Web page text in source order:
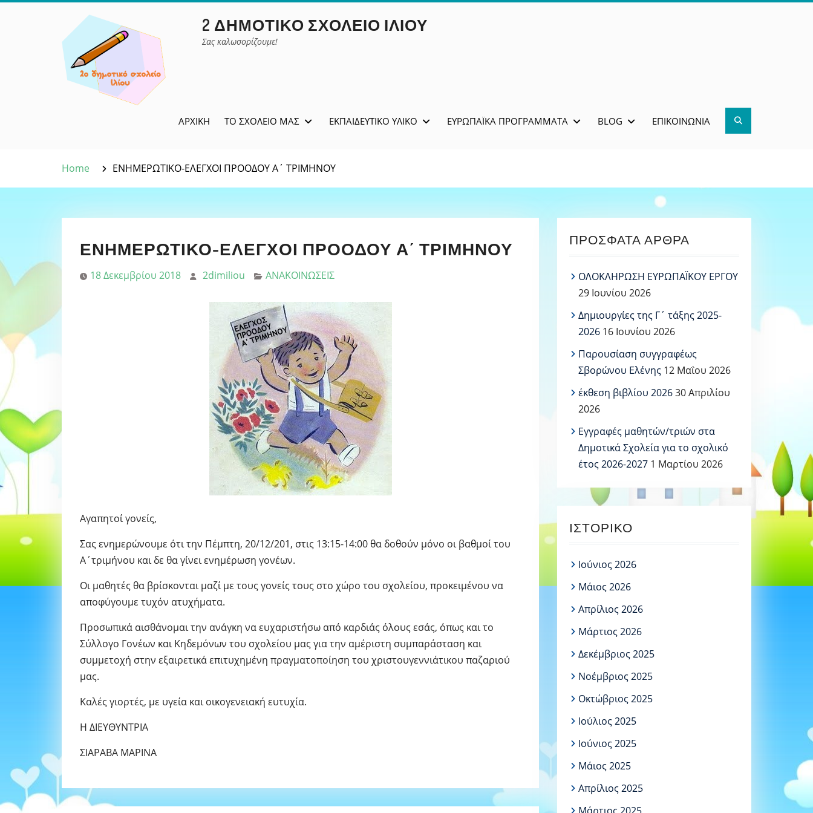
2 ΔΗΜΟΤΙΚΌ ΣΧΟΛΕΊΟ ΙΛΊΟΥ
Σας καλωσορίζουμε!
ΑΡΧΙΚΉ ΤΟ ΣΧΟΛΕΊΟ ΜΑΣ ΕΚΠΑΙΔΕΥΤΙΚΌ ΥΛΙΚΌ ΕΥΡΩΠΑΪΚΆ ΠΡΟΓΡΆΜΜΑΤΑ BLOG ΕΠΙΚΟΙΝΩΝΊΑ Search
Home ΕΝΗΜΕΡΩΤΙΚΟ-ΕΛΕΓΧΟΙ ΠΡΟΟΔΟΥ Α΄ ΤΡΙΜΗΝΟΥ
ΕΝΗΜΕΡΩΤΙΚΟ-ΕΛΕΓΧΟΙ ΠΡΟΟΔΟΥ Α΄ ΤΡΙΜΗΝΟΥ
18 Δεκεμβρίου 2018 2dimiliou ΑΝΑΚΟΙΝΩΣΕΙΣ
Αγαπητοί γονείς,
Σας ενημερώνουμε ότι την Πέμπτη, 20/12/201, στις 13:15-14:00 θα δοθούν μόνο οι βαθμοί του
Α΄τριμήνου και δε θα γίνει ενημέρωση γονέων.
Οι μαθητές θα βρίσκονται μαζί με τους γονείς τους στο χώρο του σχολείου, προκειμένου να
αποφύγουμε τυχόν ατυχήματα.
Προσωπικά αισθάνομαι την ανάγκη να ευχαριστήσω από καρδιάς όλους εσάς, όπως και το
Σύλλογο Γονέων και Κηδεμόνων του σχολείου μας για την αμέριστη συμπαράσταση και
συμμετοχή στην εξαιρετικά επιτυχημένη πραγματοποίηση του χριστουγεννιάτικου παζαριού
μας.
Καλές γιορτές, με υγεία και οικογενειακή ευτυχία.
Η ΔΙΕΥΘΥΝΤΡΙΑ
ΣΙΑΡΑΒΑ ΜΑΡΙΝΑ
ΠΡΌΣΦΑΤΑ ΆΡΘΡΑ
ΟΛΟΚΛΗΡΩΣΗ ΕΥΡΩΠΑΪΚΟΥ ΕΡΓΟΥ
29 Ιουνίου 2026
Δημιουργίες της Γ΄ τάξης 2025-
2026 16 Ιουνίου 2026
Παρουσίαση συγγραφέως
Σβορώνου Ελένης 12 Μαΐου 2026
έκθεση βιβλίου 202630 Απριλίου
2026
Εγγραφές μαθητών/τριών στα
Δημοτικά Σχολεία για το σχολικό
έτος 2026-2027 1 Μαρτίου 2026
ΙΣΤΟΡΙΚΌ
Ιούνιος 2026
Μάιος 2026
Απρίλιος 2026
Μάρτιος 2026
Δεκέμβριος 2025
Νοέμβριος 2025
Οκτώβριος 2025
Ιούλιος 2025
Ιούνιος 2025
Μάιος 2025
Απρίλιος 2025